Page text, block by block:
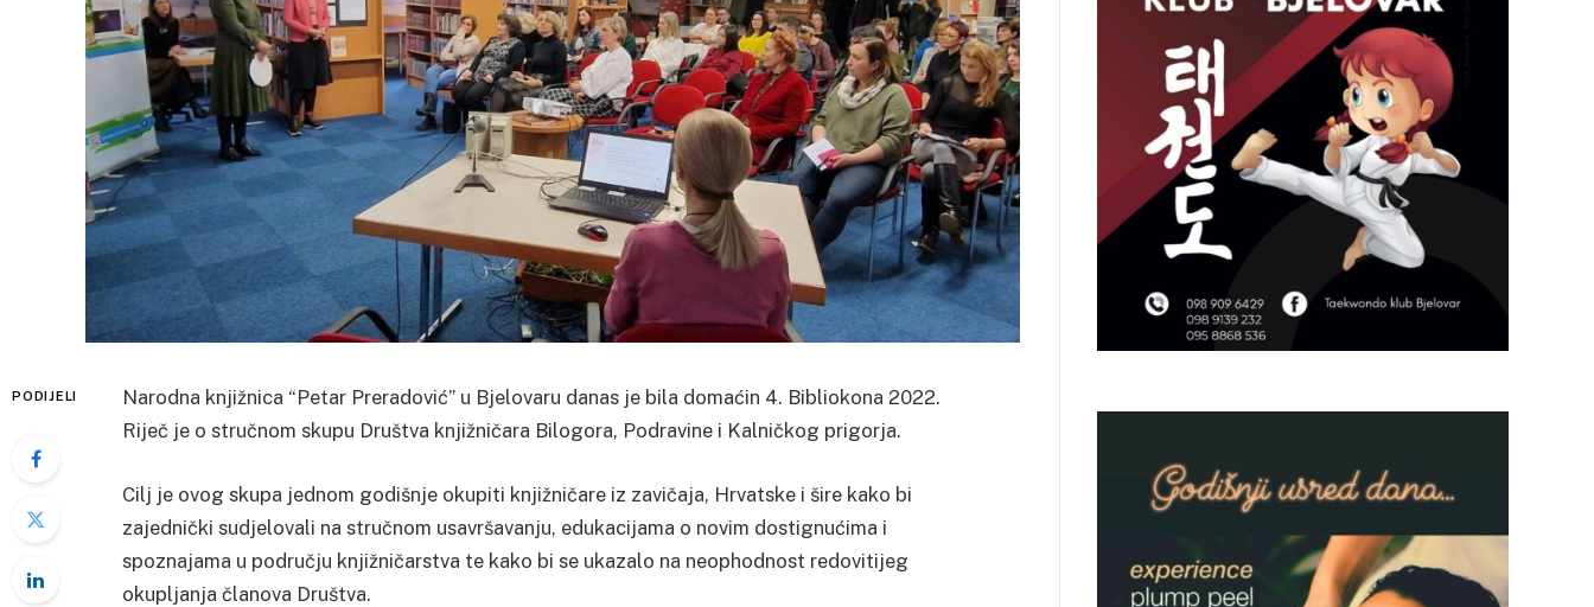
PODIJELI
Narodna knjižnica “Petar Preradović” u Bjelovaru danas je bila domaćin 4. Bibliokona 2022.
Riječ je o stručnom skupu Društva knjižničara Bilogora, Podravine i Kalničkog prigorja.
Cilj je ovog skupa jednom godišnje okupiti knjižničare iz zavičaja, Hrvatske i šire kako bi
zajednički sudjelovali na stručnom usavršavanju, edukacijama o novim dostignućima i
spoznajama u području knjižničarstva te kako bi se ukazalo na neophodnost redovitijeg
okupljanja članova Društva.